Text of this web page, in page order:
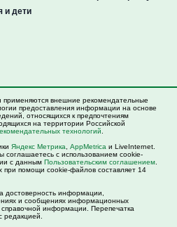
и дети
внешние рекомендательные
предоставления информации на основе
относящихся к предпочтениям
на территории Российской
технологий
Яндекс Метрика AppMetrica и LiveInternet.
соглашаетесь с использованием cookie-
с данным Пользовательским соглашением
при помощи cookie-файлов составляет 14
достоверность информации,
и сообщениях информационных
справочной информации. Перепечатка
редакцией.